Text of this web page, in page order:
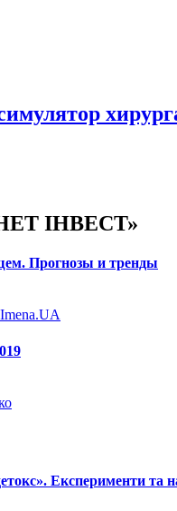
ІНВЕСТ»
Прогнозы и тренды
Експерименти та